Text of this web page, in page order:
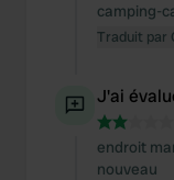
camping-
Traduit par
J'ai
endroit
nouveau